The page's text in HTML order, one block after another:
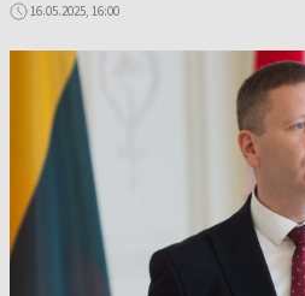
16.05.2025, 16:00